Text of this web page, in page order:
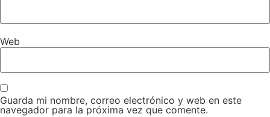
Web
Guarda mi nombre, correo electrónico y web en este
navegador para la próxima vez que comente.